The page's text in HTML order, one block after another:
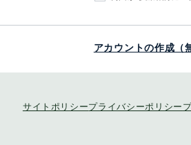
アカウントの作成（
サイトポリシープライバシーポリシー